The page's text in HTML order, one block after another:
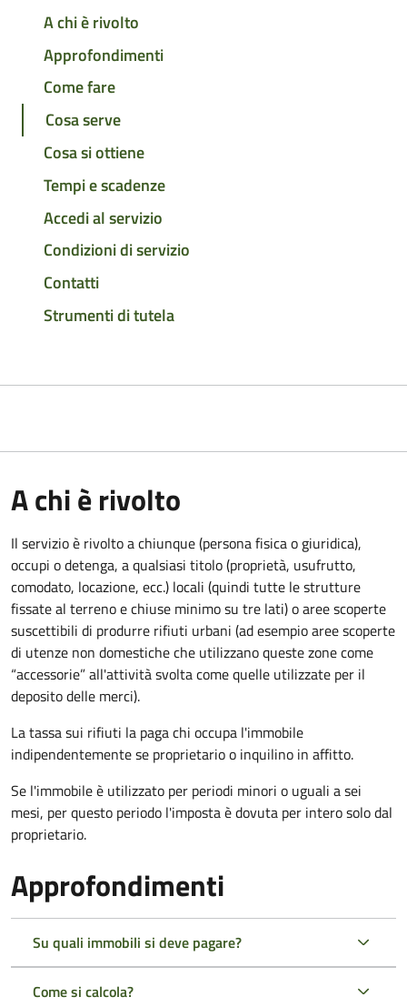
A chi è rivolto
Approfondimenti
Come fare
Cosa serve
Cosa si ottiene
Tempi e scadenze
Accedi al servizio
Condizioni di servizio
Contatti
Strumenti di tutela
A chi è rivolto
Il servizio è rivolto a chiunque (persona fisica o giuridica),
occupi o detenga, a qualsiasi titolo (proprietà, usufrutto,
comodato, locazione, ecc.) locali (quindi tutte le strutture
fissate al terreno e chiuse minimo su tre lati) o aree scoperte
suscettibili di produrre rifiuti urbani (ad esempio aree scoperte
di utenze non domestiche che utilizzano queste zone come
“accessorie” all'attività svolta come quelle utilizzate per il
deposito delle merci).
La tassa sui rifiuti la paga chi occupa l'immobile
indipendentemente se proprietario o inquilino in affitto.
Se l'immobile è utilizzato per periodi minori o uguali a sei
mesi, per questo periodo l'imposta è dovuta per intero solo dal
proprietario.
Approfondimenti
Su quali immobili si deve pagare?
Come si calcola?